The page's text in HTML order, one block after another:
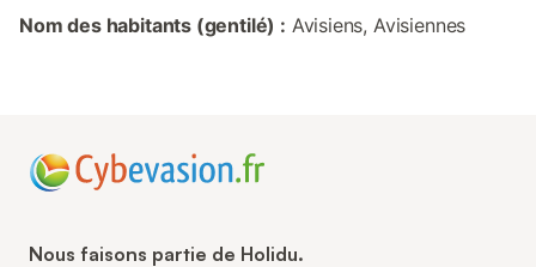
Nom des habitants (gentilé) : Avisiens, Avisiennes
Nous faisons partie de Holidu.